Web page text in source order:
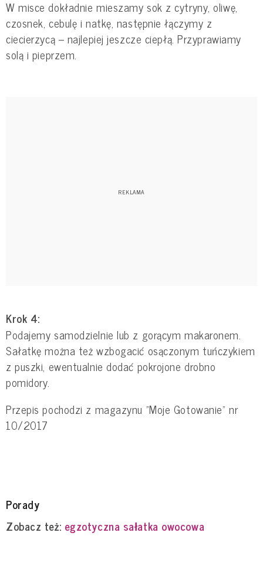
W misce dokładnie mieszamy sok z cytryny, oliwę,
czosnek, cebulę i natkę, następnie łączymy z
ciecierzycą – najlepiej jeszcze ciepłą. Przyprawiamy
solą i pieprzem.
Krok 4:
Podajemy samodzielnie lub z gorącym makaronem.
Sałatkę można też wzbogacić osączonym tuńczykiem
z puszki, ewentualnie dodać pokrojone drobno
pomidory.
Przepis pochodzi z magazynu "Moje Gotowanie" nr
10/2017
Porady
Zobacz też: egzotyczna sałatka owocowa